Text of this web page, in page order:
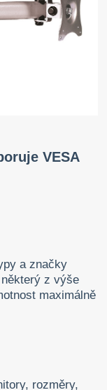
VESA
a značky
z výše
maximálně